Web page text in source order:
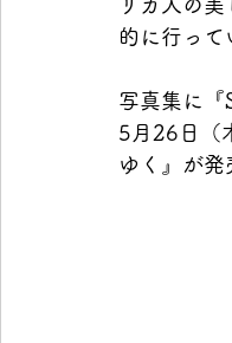
リカ人の
的に行って
写真集に
5月26日（
ゆく』が発